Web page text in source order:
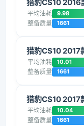
猎豹CS10 2016
平均油耗 9.98
整备质量 1661
猎豹CS10 2017
平均油耗 10.01
整备质量 1661
猎豹CS10 2017
平均油耗 10.04
整备质量 1661